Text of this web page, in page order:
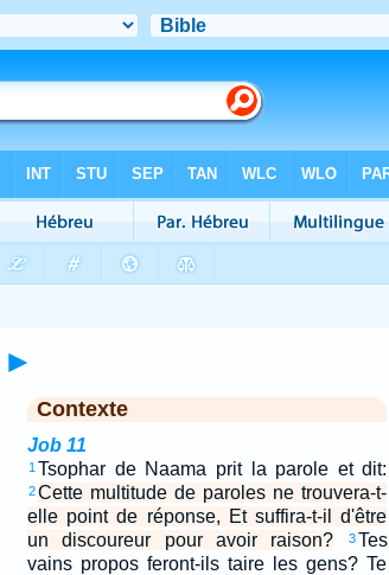
►
Contexte
Job 11
1 Tsophar de Naama prit la parole et dit:
2Cette multitude de paroles ne trouvera-t-
elle point de réponse, Et suffira-t-il d'être
un discoureur pour avoir raison?
3 Tes
vains propos feront-ils taire les gens? Te